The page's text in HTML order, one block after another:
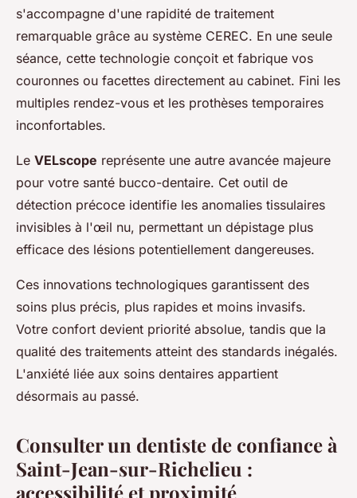
s'accompagne d'une rapidité de traitement
remarquable grâce au système CEREC. En une seule
séance, cette technologie conçoit et fabrique vos
couronnes ou facettes directement au cabinet. Fini les
multiples rendez-vous et les prothèses temporaires
inconfortables.
Le VELscope représente une autre avancée majeure
pour votre santé bucco-dentaire. Cet outil de
détection précoce identifie les anomalies tissulaires
invisibles à l'œil nu, permettant un dépistage plus
efficace des lésions potentiellement dangereuses.
Ces innovations technologiques garantissent des
soins plus précis, plus rapides et moins invasifs.
Votre confort devient priorité absolue, tandis que la
qualité des traitements atteint des standards inégalés.
L'anxiété liée aux soins dentaires appartient
désormais au passé.
Consulter un dentiste de confiance à
Saint-Jean-sur-Richelieu :
accessibilité et proximité